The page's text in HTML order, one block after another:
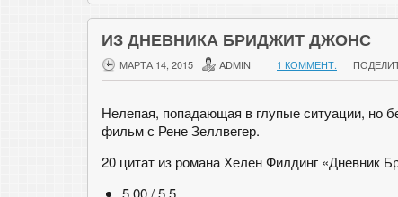
ИЗ ДНЕВНИКА БРИДЖИТ ДЖОНС
МАРТА 14, 2015 ADMIN 1 КОММЕНТ.
Нелепая, попадающая в глупые ситуации, но
фильм с Рене Зеллвегер.
20 цитат из романа Хелен Филдинг «Дневник
5.00 / 5 5